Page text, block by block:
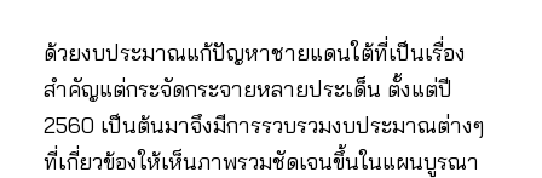
ด้วยงบประมาณแก้ปัญหาชายแดนใต้ที่เป็นเรื่อง
สำคัญแต่กระจัดกระจายหลายประเด็น ตั้งแต่ปี
2560 เป็นต้นมาจึงมีการรวบรวมงบประมาณต่างๆ
ที่เกี่ยวข้องให้เห็นภาพรวมชัดเจนขึ้นในแผนบูรณา